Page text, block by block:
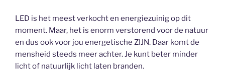
LED is het meest verkocht en energiezuinig op dit
moment. Maar, het is enorm verstorend voor de natuur
en dus ook voor jou energetische ZIJN. Daar komt de
mensheid steeds meer achter. Je kunt beter minder
licht of natuurlijk licht laten branden.